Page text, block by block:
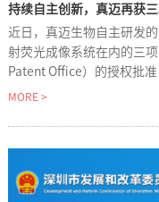
持续自主创新，真迈再获
近日，真迈生物自主研发
射荧光成像系统在内的三
Patent Office）的授权批准
MORE >